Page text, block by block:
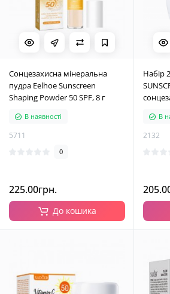
Сонцезахисна мінеральна
пудра Eelhoe Sunscreen
Shaping Powder 50 SPF, 8 г
В наявності
5711
0
225.00грн.
До кошика
Набір
В
2132